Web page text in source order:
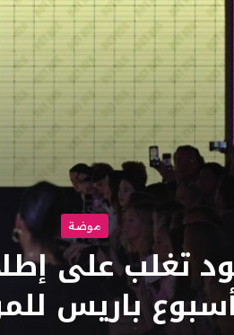
موضة
تغلب على
باريس